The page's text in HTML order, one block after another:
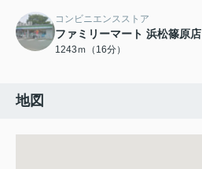
コンビニエンスストア
ファミリーマート 浜松篠原店
1243ｍ（16分）
地図